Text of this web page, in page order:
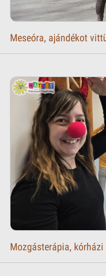
Meseóra, ajándékot
Mozgásterápia,